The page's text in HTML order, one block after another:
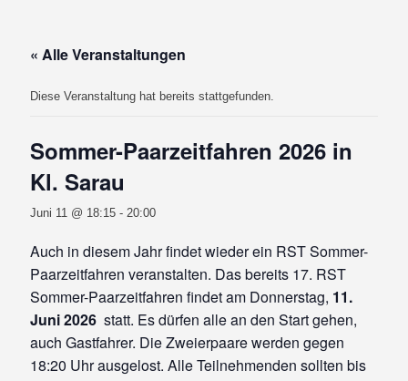
« Alle Veranstaltungen
Diese Veranstaltung hat bereits stattgefunden.
Sommer-Paarzeitfahren 2026 in
Kl. Sarau
Juni 11 @ 18:15- 20:00
Auch in diesem Jahr findet wieder ein RST Sommer-
Paarzeitfahren veranstalten. Das bereits 17. RST
Sommer-Paarzeitfahren findet am Donnerstag, 11.
Juni 2026 statt. Es dürfen alle an den Start gehen,
auch Gastfahrer. Die Zweierpaare werden gegen
18:20 Uhr ausgelost. Alle Teilnehmenden sollten bis